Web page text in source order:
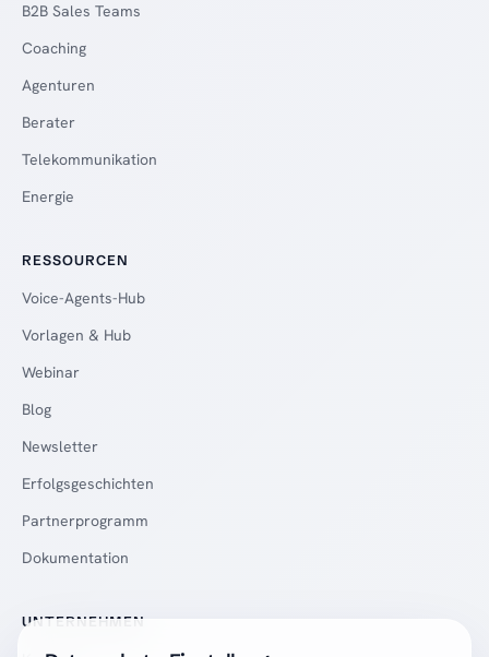
B2B Sales Teams
Coaching
Agenturen
Berater
Telekommunikation
Energie
RESSOURCEN
Voice-Agents-Hub
Vorlagen & Hub
Webinar
Blog
Newsletter
Erfolgsgeschichten
Partnerprogramm
Dokumentation
UNTERNEHMEN